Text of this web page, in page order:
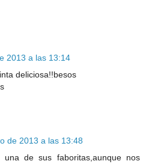
2013 a las 13:14
deliciosa!!besos
de 2013 a las 13:48
de sus faboritas,aunque nos